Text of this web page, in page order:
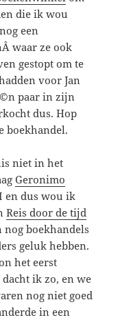
die ik wou
een
waar ze ook
gestopt om te
voor Jan
paar in zijn
dus. Hop
boekhandel.
niet in het
Geronimo
en dus wou ik
Reis door de tijd
boekhandels
geluk hebben.
het eerst
dacht ik zo, en we
nog niet goed
in een